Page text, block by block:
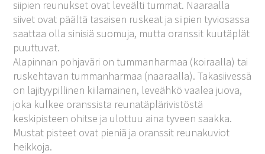
siipien reunukset ovat leveälti tummat. Naaraalla
siivet ovat päältä tasaisen ruskeat ja siipien tyviosassa
saattaa olla sinisiä suomuja, mutta oranssit kuutäplät
puuttuvat.
Alapinnan pohjaväri on tummanharmaa (koiraalla) tai
ruskehtavan tummanharmaa (naaraalla). Takasiivessä
on lajityypillinen kiilamainen, leveähkö vaalea juova,
joka kulkee oranssista reunatäplärivistöstä
keskipisteen ohitse ja ulottuu aina tyveen saakka.
Mustat pisteet ovat pieniä ja oranssit reunakuviot
heikkoja.